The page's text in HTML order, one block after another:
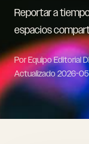
Reportar a
espacios
Por Equipo Editorial
Actualizado2026-